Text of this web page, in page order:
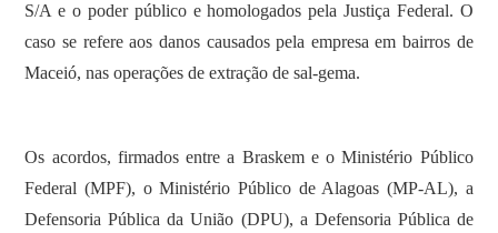
S/A e o poder público e homologados pela Justiça Federal. O
caso se refere aos danos causados pela empresa em bairros de
Maceió, nas operações de extração de sal-gema.
Os acordos, firmados entre a Braskem e o Ministério Público
Federal (MPF), o Ministério Público de Alagoas (MP-AL), a
Defensoria Pública da União (DPU), a Defensoria Pública de